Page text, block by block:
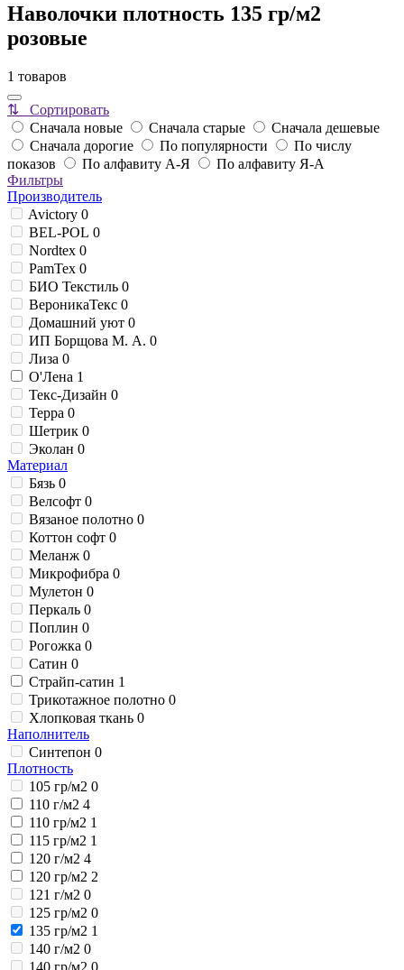
Наволочки плотность 135 гр/м2
розовые
1 товаров
⇅ Сортировать
Сначала новые
Сначала старые
Сначала дешевые
Сначала дорогие
По популярности
По числу
показов
По алфавиту А-Я
По алфавиту Я-А
Фильтры
Производитель
Avictory 0
BEL-POL 0
Nordtex 0
PamTex 0
БИО Текстиль 0
ВероникаТекс 0
Домашний уют 0
ИП Борщова М. А. 0
Лиза 0
О'Лена 1
Текс-Дизайн 0
Терра 0
Шетрик 0
Эколан 0
Материал
Бязь 0
Велсофт 0
Вязаное полотно 0
Коттон софт 0
Меланж 0
Микрофибра 0
Мулетон 0
Перкаль 0
Поплин 0
Рогожка 0
Сатин 0
Страйп-сатин 1
Трикотажное полотно 0
Хлопковая ткань 0
Наполнитель
Синтепон 0
Плотность
105 гр/м2 0
110 г/м2 4
110 гр/м2 1
115 гр/м2 1
120 г/м2 4
120 гр/м2 2
121 г/м2 0
125 гр/м2 0
135 гр/м2 1
140 г/м2 0
140 гр/м2 0